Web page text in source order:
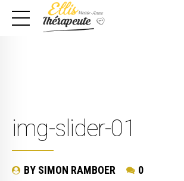
img-slider-01
BY SIMON RAMBOER 0